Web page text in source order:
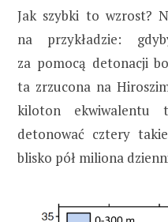
Jak szybki to wzrost?
na przykładzie:
za pomocą detonacji
ta zrzucona na
kiloton ekwiwalentu
detonować cztery
blisko pół miliona